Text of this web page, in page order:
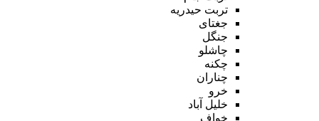
تربت حیدریه
جغتای
جنگل
چاشلو
چکنه
چناران
خرو
خلیل آباد
خواف